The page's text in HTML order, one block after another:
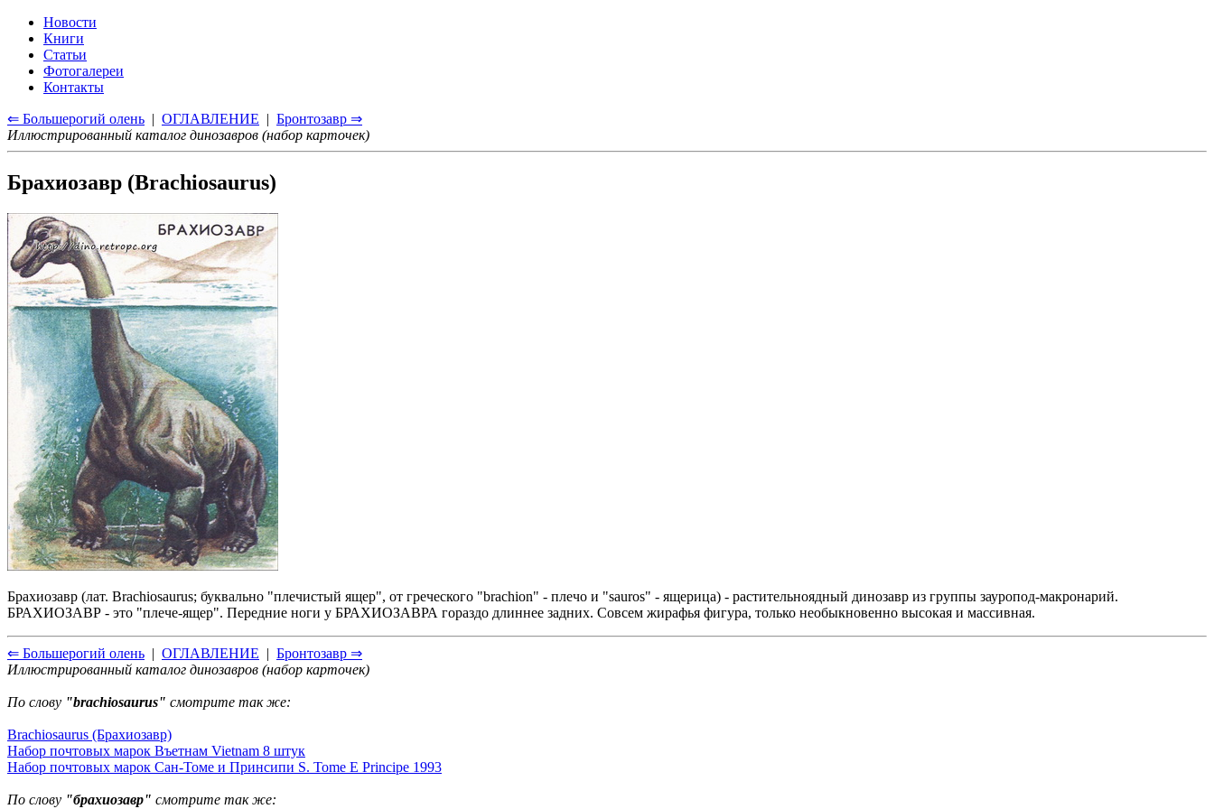
Новости
Книги
Статьи
Фотогалереи
Контакты
⇐ Большерогий олень | ОГЛАВЛЕНИЕ | Бронтозавр ⇒
Иллюстрированный каталог динозавров (набор карточек)
Брахиозавр (Brachiosaurus)
Брахиозавр (лат. Brachiosaurus; буквально "плечистый ящер", от греческого "brachion" - плечо и "sauros" - ящерица) - растительноядный динозавр из группы зауропод-макронарий.
БРАХИОЗАВР - это "плече-ящер". Передние ноги у БРАХИОЗАВРА гораздо длиннее задних. Совсем жирафья фигура, только необыкновенно высокая и массивная.
⇐ Большерогий олень | ОГЛАВЛЕНИЕ | Бронтозавр ⇒
Иллюстрированный каталог динозавров (набор карточек)
По слову "brachiosaurus" смотрите так же:
Brachiosaurus (Брахиозавр)
Набор почтовых марок Въетнам Vietnam 8 штук
Набор почтовых марок Сан-Томе и Принсипи S. Tome E Principe 1993
По слову "брахиозавр" смотрите так же: